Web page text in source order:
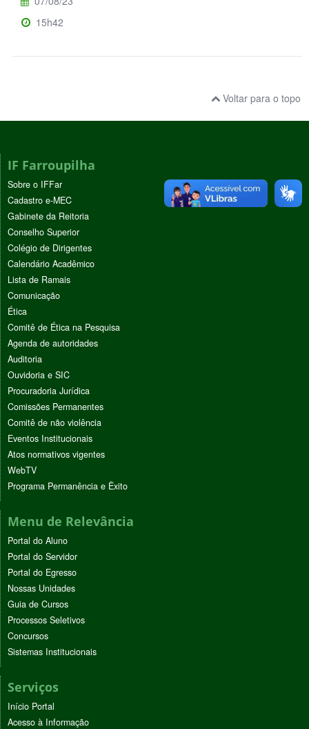
15h42
Voltar para o topo
IF Farroupilha
Sobre o IFFar
Cadastro e-MEC
Gabinete da Reitoria
Conselho Superior
Colégio de Dirigentes
Calendário Acadêmico
Lista de Ramais
Comunicação
Ética
Comitê de Ética na Pesquisa
Agenda de autoridades
Auditoria
Ouvidoria e SIC
Procuradoria Jurídica
Comissões Permanentes
Comitê de não violência
Eventos Institucionais
Atos normativos vigentes
WebTV
Programa Permanência e Êxito
Menu de Relevância
Portal do Aluno
Portal do Servidor
Portal do Egresso
Nossas Unidades
Guia de Cursos
Processos Seletivos
Concursos
Sistemas Institucionais
Serviços
Início Portal
Acesso à Informação